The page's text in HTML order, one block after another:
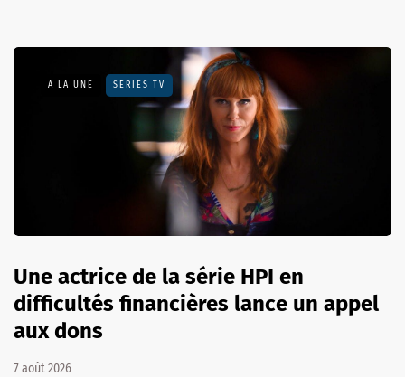
A LA UNE SÉRIES TV
Une actrice de la série HPI en
difficultés financières lance un appel
aux dons
7 août 2026